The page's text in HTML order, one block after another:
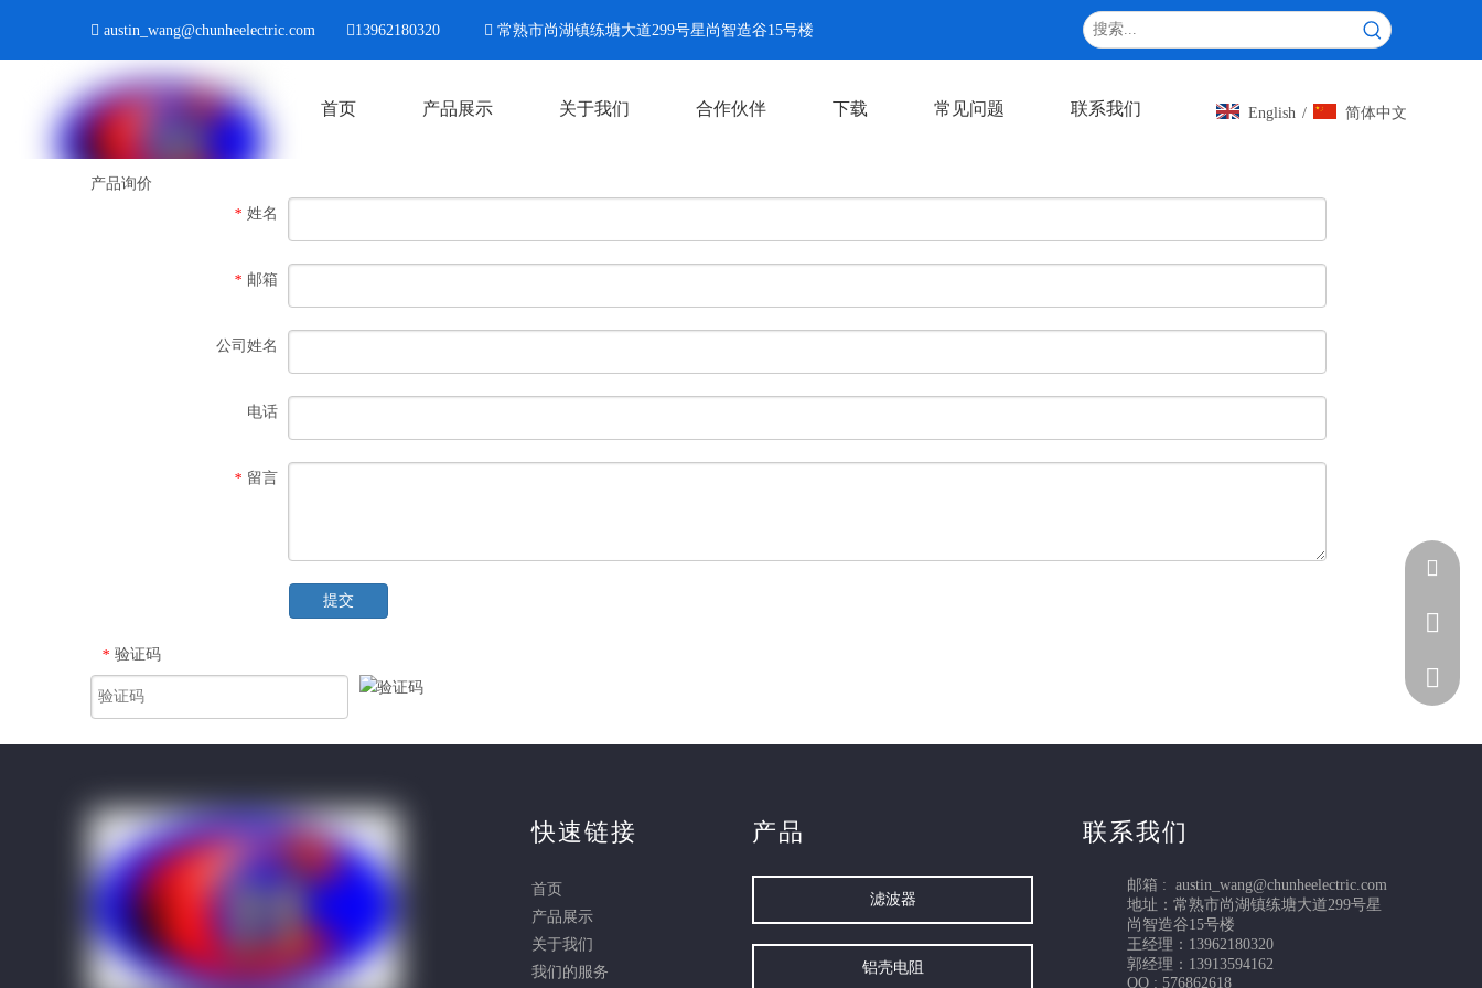
 austin_wang@chunheelectric.com 13962180320  常熟市尚湖镇练塘大道299号星尚智造谷15号楼
首页 产品展示 关于我们 合作伙伴 下载 常见问题 联系我们 English / 简体中文
产品询价
* 姓名
* 邮箱
公司姓名
电话
* 留言
提交
* 验证码
快速链接
首页
产品展示
关于我们
我们的服务
产品
滤波器
铝壳电阻
联系我们
邮箱 : austin_wang@chunheelectric.com
地址：常熟市尚湖镇练塘大道299号星
尚智造谷15号楼
王经理：13962180320
郭经理：13913594162
QQ : 576862618